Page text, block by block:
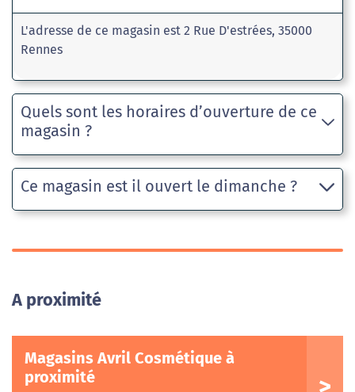
L'adresse de ce magasin est 2 Rue D'estrées, 35000
Rennes
Quels sont les horaires d’ouverture de ce
magasin ?
Ce magasin est il ouvert le dimanche ?
A proximité
Magasins Avril Cosmétique à
proximité